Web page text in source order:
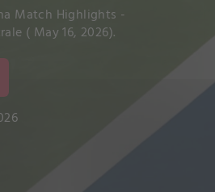
Match Highlights -
( May 16, 2026).